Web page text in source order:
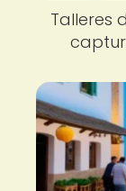
Talleres